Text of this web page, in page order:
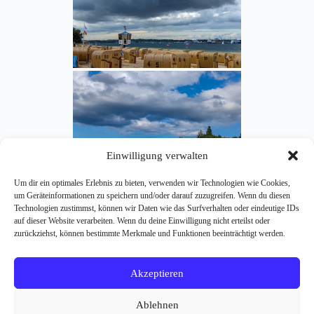
Einwilligung verwalten
Um dir ein optimales Erlebnis zu bieten, verwenden wir Technologien wie Cookies,
um Geräteinformationen zu speichern und/oder darauf zuzugreifen. Wenn du diesen
Technologien zustimmst, können wir Daten wie das Surfverhalten oder eindeutige IDs
auf dieser Website verarbeiten. Wenn du deine Einwilligung nicht erteilst oder
zurückziehst, können bestimmte Merkmale und Funktionen beeinträchtigt werden.
Akzeptieren
Ablehnen